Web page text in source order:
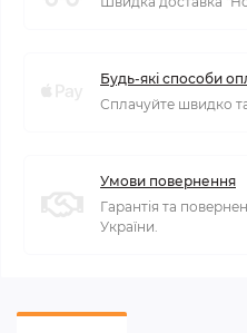
Будь-які способи
Сплачуйте швидко
Умови повернення
Гарантія та
України.